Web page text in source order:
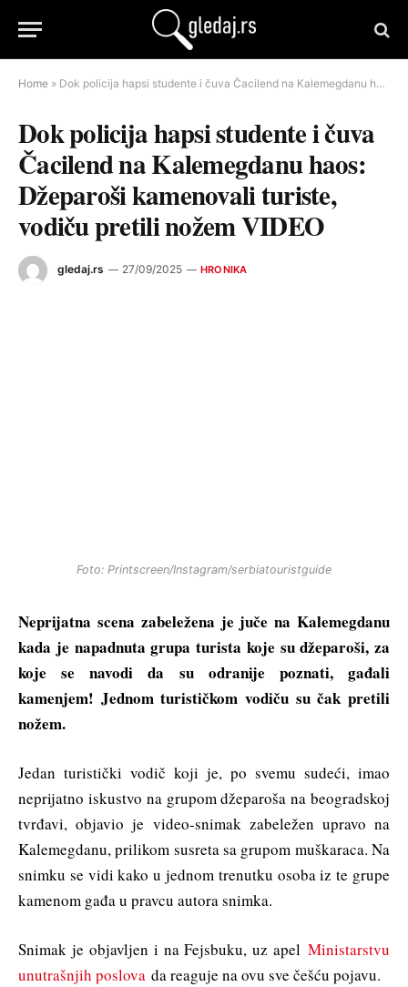
Home » Dok policija hapsi studente i čuva Čacilend na Kalemegdanu haos: Džeparoši kamenovali turiste, vodiču pretili nožem VIDEO
Dok policija hapsi studente i čuva
Čacilend na Kalemegdanu haos:
Džeparoši kamenovali turiste,
vodiču pretili nožem VIDEO
gledaj.rs 27/09/2025 HRONIKA
Foto: Printscreen/Instagram/serbiatouristguide
Neprijatna scena zabeležena je juče na Kalemegdanu
kada je napadnuta grupa turista koje su džeparoši, za
koje se navodi da su odranije poznati, gađali
kamenjem! Jednom turističkom vodiču su čak pretili
nožem.
Jedan turistički vodič koji je, po svemu sudeći, imao
neprijatno iskustvo na grupom džeparoša na beogradskoj
tvrđavi, objavio je video-snimak zabeležen upravo na
Kalemegdanu, prilikom susreta sa grupom muškaraca. Na
snimku se vidi kako u jednom trenutku osoba iz te grupe
kamenom gađa u pravcu autora snimka.
Snimak je objavljen i na Fejsbuku, uz apel Ministarstvu
unutrašnjih poslova da reaguje na ovu sve češću pojavu.